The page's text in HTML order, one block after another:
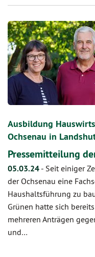
Ausbildung
Ochsenau in
Pressemitteilung
05.03.24 - Seit einiger
der Ochsenau eine
Haushaltsführung zu
Grünen hatte sich
mehreren Anträgen
und…